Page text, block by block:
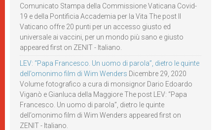
Comunicato Stampa della Commissione Vaticana Covid-
19 e della Pontificia Accademia per la Vita The post Il
Vaticano offre 20 punti per un accesso giusto ed
universale ai vaccini, per un mondo più sano e giusto
appeared first on ZENIT - Italiano.
LEV: “Papa Francesco. Un uomo di parola”, dietro le quinte
dell’omonimo film di Wim Wenders Dicembre 29, 2020
Volume fotografico a cura di monsignor Dario Edoardo
Viganò e Gianluca della Maggiore The post LEV: “Papa
Francesco. Un uomo di parola”, dietro le quinte
dell’omonimo film di Wim Wenders appeared first on
ZENIT - Italiano.